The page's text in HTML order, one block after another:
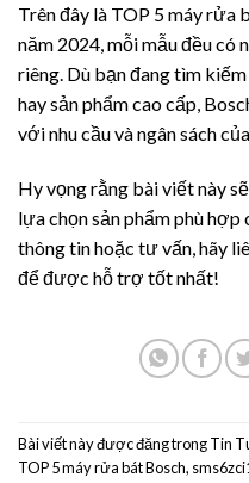
Trên đây là TOP 5 máy rửa
năm 2024, mỗi mẫu đều có
riêng. Dù bạn đang tìm
hay sản phẩm cao cấp,
với nhu cầu và ngân sách
Hy vọng rằng bài viết này
lựa chọn sản phẩm phù hợp
thông tin hoặc tư vấn, hãy
để được hỗ trợ tốt nhất!
Bài viết này được đăng trongTin
TOP 5 máy rửa bát Bosch,